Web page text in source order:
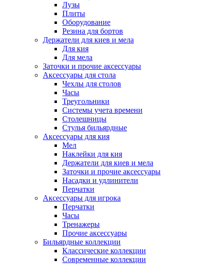
Лузы
Плиты
Оборудование
Резина для бортов
Держатели для киев и мела
Для кия
Для мела
Заточки и прочие аксессуары
Аксессуары для стола
Чехлы для столов
Часы
Треугольники
Системы учета времени
Столешницы
Стулья бильярдные
Аксессуары для кия
Мел
Наклейки для кия
Держатели для киев и мела
Заточки и прочие аксессуары
Насадки и удлинители
Перчатки
Аксессуары для игрока
Перчатки
Часы
Тренажеры
Прочие аксессуары
Бильярдные коллекции
Классические коллекции
Современные коллекции